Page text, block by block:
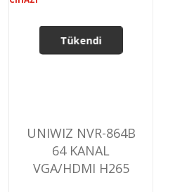
Tükendi
UNIWIZ NVR-864B
64 KANAL
VGA/HDMI H265